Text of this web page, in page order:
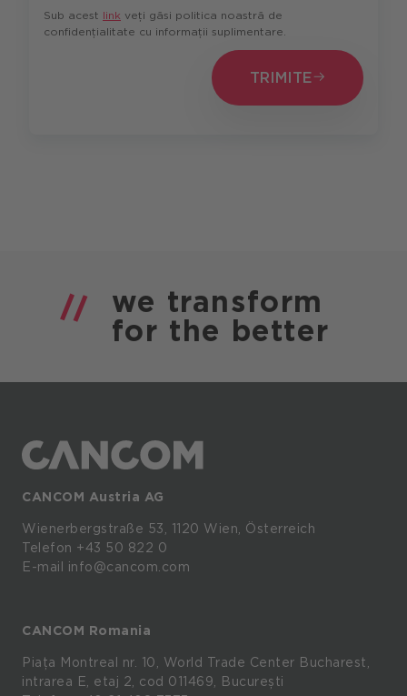
Sub acest link veți găsi politica noastră de
confidențialitate cu informații suplimentare.
TRIMITE
TRIMITE
we transform
for the better
CANCOM Austria AG
Wienerbergstraße 53, 1120 Wien, Österreich
Telefon +43 50 822 0
E-mail info@cancom.com
CANCOM Romania
Piața Montreal nr. 10, World Trade Center Bucharest,
intrarea E, etaj 2, cod 011469, București